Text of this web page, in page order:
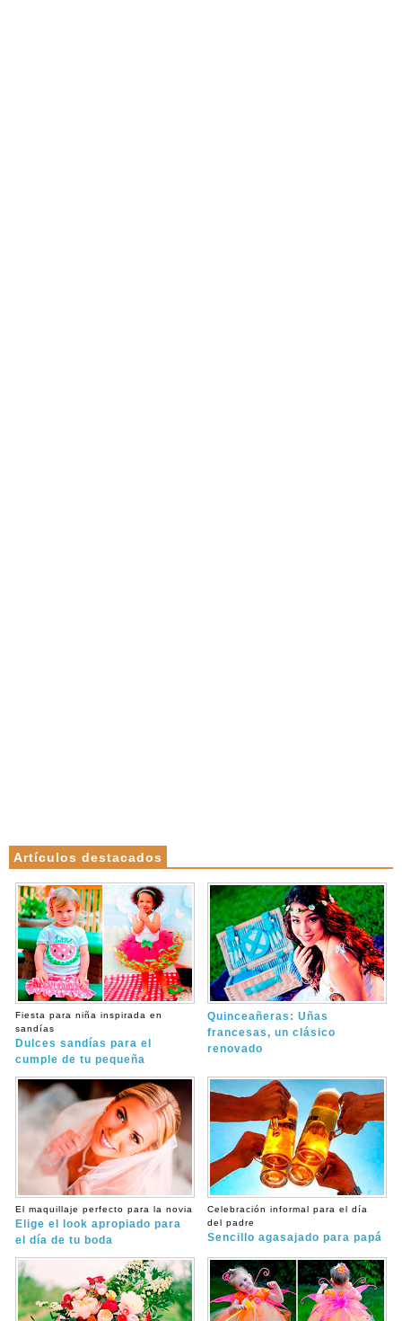
Artículos destacados
Fiesta para niña inspirada en
sandías
Dulces sandías para el
cumple de tu pequeña
Quinceañeras: Uñas
francesas, un clásico
renovado
El maquillaje perfecto para la novia
Elige el look apropiado para
el día de tu boda
Celebración informal para el día
del padre
Sencillo agasajado para papá